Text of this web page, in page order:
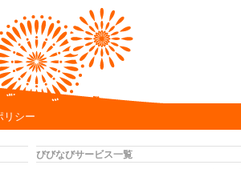
リシー
びびなびサービス一覧